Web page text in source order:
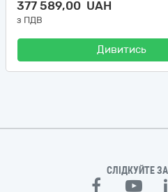
377 589,00 UAH
з ПДВ
Дивитись
СЛІДКУЙТЕ